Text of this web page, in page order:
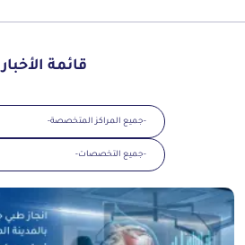
قائمة الأخبار